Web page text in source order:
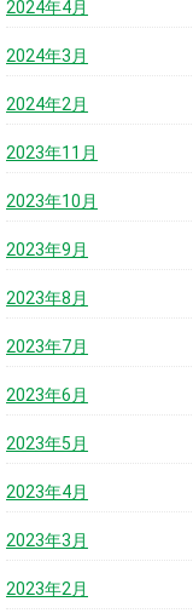
2024年4月
2024年3月
2024年2月
2023年11月
2023年10月
2023年9月
2023年8月
2023年7月
2023年6月
2023年5月
2023年4月
2023年3月
2023年2月